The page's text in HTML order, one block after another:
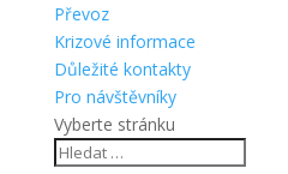
Převoz
Krizové informace
Důležité kontakty
Pro návštěvníky
Vyberte stránku